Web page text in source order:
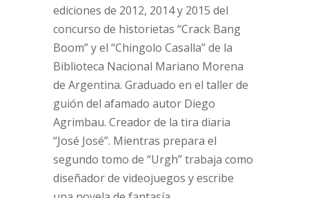
ediciones de 2012, 2014 y 2015 del
concurso de historietas “Crack Bang
Boom” y el “Chingolo Casalla” de la
Biblioteca Nacional Mariano Morena
de Argentina. Graduado en el taller de
guión del afamado autor Diego
Agrimbau. Creador de la tira diaria
“José José”. Mientras prepara el
segundo tomo de “Urgh” trabaja como
diseñador de videojuegos y escribe